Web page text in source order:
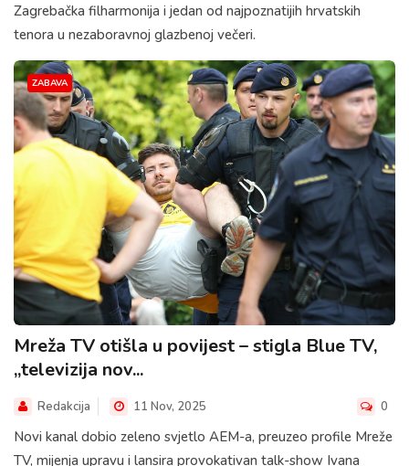
Zagrebačka filharmonija i jedan od najpoznatijih hrvatskih
tenora u nezaboravnoj glazbenoj večeri.
ZABAVA
Mreža TV otišla u povijest – stigla Blue TV,
„televizija nov...
Redakcija 11 Nov, 2025 0
Novi kanal dobio zeleno svjetlo AEM-a, preuzeo profile Mreže
TV, mijenja upravu i lansira provokativan talk-show Ivana